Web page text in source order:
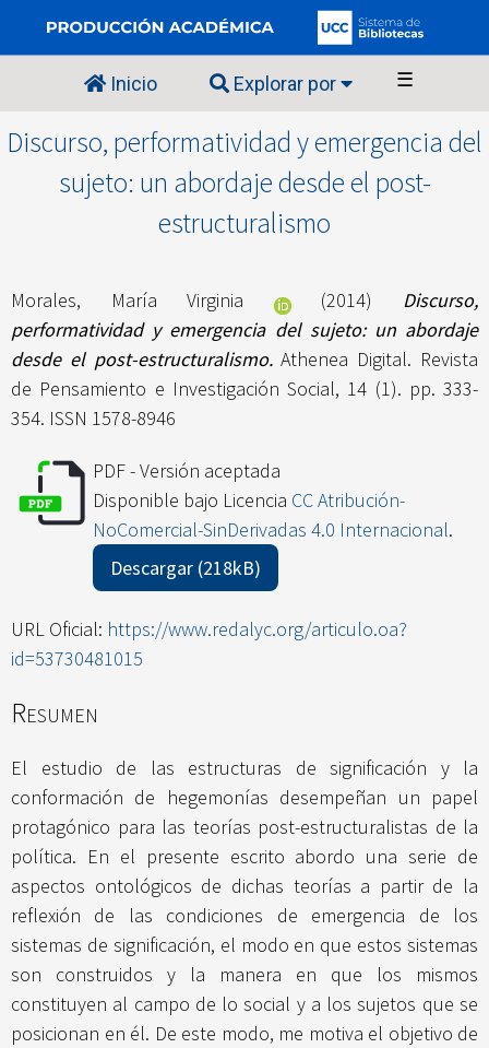
Inicio Explorar por ☰
Discurso, performatividad y emergencia del
sujeto: un abordaje desde el post-
estructuralismo
Morales, María Virginia (2014) Discurso,
performatividad y emergencia del sujeto: un abordaje
desde el post-estructuralismo.Athenea Digital. Revista
de Pensamiento e Investigación Social, 14 (1). pp. 333-
354. ISSN 1578-8946
PDF - Versión aceptada
Disponible bajo Licencia CC Atribución-
NoComercial-SinDerivadas 4.0 Internacional.
Descargar (218kB)
URL Oficial: https://www.redalyc.org/articulo.oa?
id=53730481015
Resumen
El estudio de las estructuras de significación y la
conformación de hegemonías desempeñan un papel
protagónico para las teorías post-estructuralistas de la
política. En el presente escrito abordo una serie de
aspectos ontológicos de dichas teorías a partir de la
reflexión de las condiciones de emergencia de los
sistemas de significación, el modo en que estos sistemas
son construidos y la manera en que los mismos
constituyen al campo de lo social y a los sujetos que se
posicionan en él. De este modo, me motiva el objetivo de